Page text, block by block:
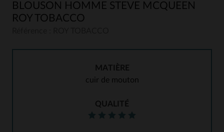
BLOUSON HOMME STEVE MCQUEEN
ROY TOBACCO
MATIÈRE
cuir de mouton
QUALITÉ